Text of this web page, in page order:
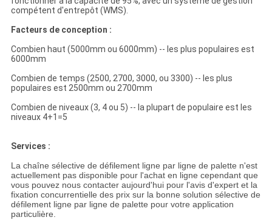
compétent d'entrepôt (WMS).
Facteurs de conception :
Combien haut (5000mm ou 6000mm) -- les plus populaires est
6000mm
Combien de temps (2500, 2700, 3000, ou 3300) -- les plus
populaires est 2500mm ou 2700mm
Combien de niveaux (3, 4 ou 5) -- la plupart de populaire est les
niveaux 4+1=5
Services :
La chaîne sélective de défilement ligne par ligne de palette n'est
actuellement pas disponible pour l'achat en ligne cependant que
vous pouvez nous contacter aujourd'hui pour l'avis d'expert et la
fixation concurrentielle des prix sur la bonne solution sélective de
défilement ligne par ligne de palette pour votre application
particulière.